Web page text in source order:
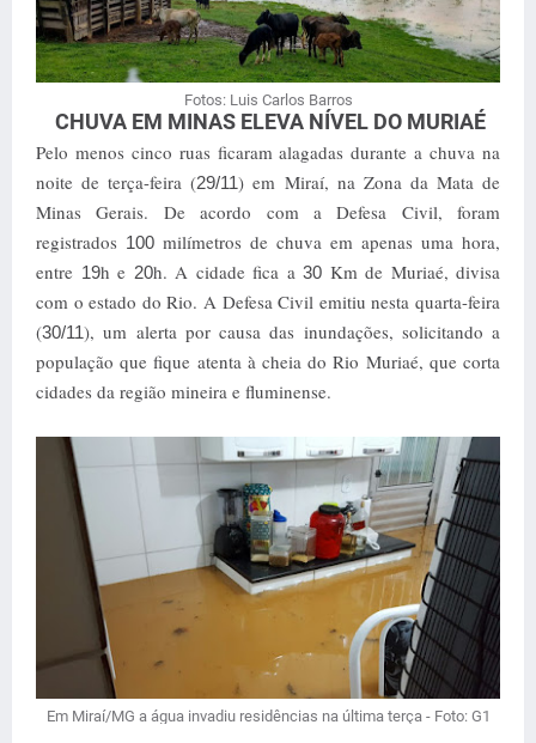
Fotos: Luis Carlos Barros
CHUVA EM MINAS ELEVA NÍVEL DO MURIAÉ
Pelo menos cinco ruas ficaram alagadas durante a chuva na
noite de terça-feira (29/11) em Miraí, na Zona da Mata de
Minas Gerais. De acordo com a Defesa Civil, foram
registrados 100 milímetros de chuva em apenas uma hora,
entre 19h e 20h. A cidade fica a 30 Km de Muriaé, divisa
com o estado do Rio. A Defesa Civil emitiu nesta quarta-feira
(30/11), um alerta por causa das inundações, solicitando a
população que fique atenta à cheia do Rio Muriaé, que corta
cidades da região mineira e fluminense.
Em Miraí/MG a água invadiu residências na última terça - Foto: G1